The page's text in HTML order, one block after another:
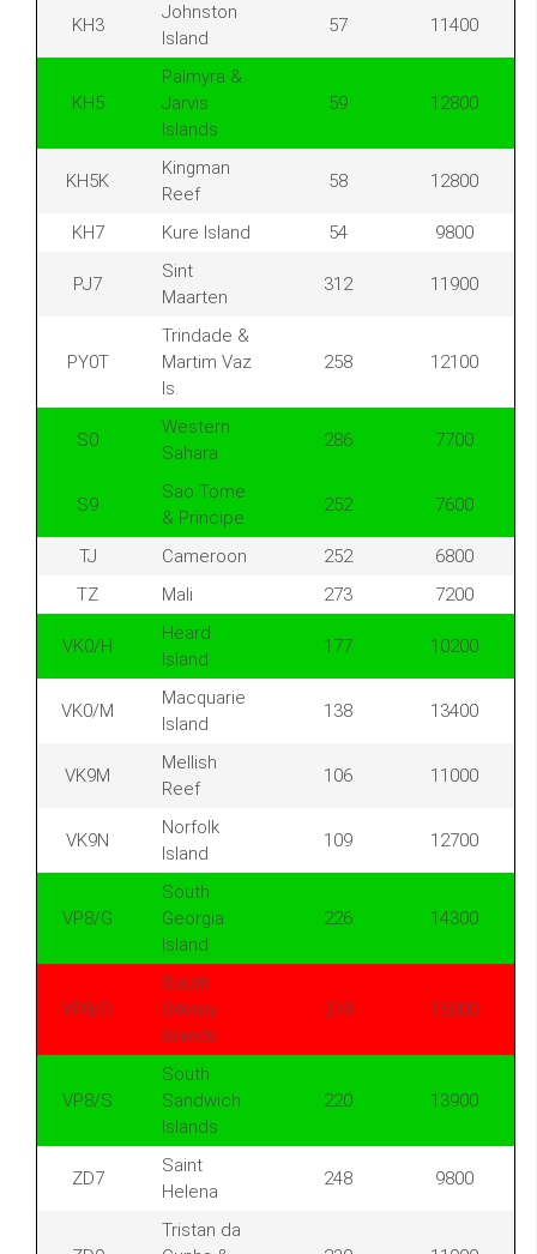
KH3
Johnston
Island
57 11400
KH5
Palmyra &
Jarvis
Islands
59 12800
KH5K
Kingman
Reef
58 12800
KH7 Kure Island 54 9800
PJ7
Sint
Maarten
312 11900
PY0T
Trindade &
Martim Vaz
Is.
258 12100
S0
Western
Sahara
286 7700
S9
Sao Tome
& Principe
252 7600
TJ Cameroon 252
6800
TZ
Mali 273 7200
VK0/H
Heard
Island
177 10200
VK0/M
Macquarie
Island
138 13400
VK9M
Mellish
Reef
106 11000
VK9N
Norfolk
Island
109 12700
VP8/G
South
Georgia
Island
226 14300
VP8/O
South
Orkney
Islands
219 15000
VP8/S
South
Sandwich
Islands
220 13900
ZD7
Saint
Helena
248 9800
Tristan da